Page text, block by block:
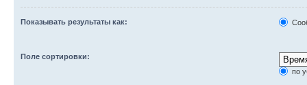
Показывать результаты как:
Поле сортировки:
по